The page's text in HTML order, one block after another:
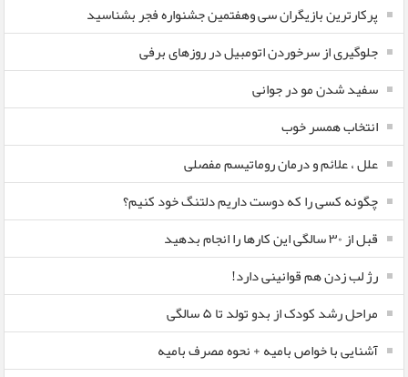
پرکارترین بازیگران سی وهفتمین جشنواره فجر بشناسید
جلوگیری از سرخوردن اتومبیل در روزهای برفی
سفید شدن مو در جوانی
انتخاب همسر خوب
علل ، علائم و درمان روماتیسم مفصلی
چگونه کسی را که دوست داریم دلتنگ خود کنیم؟
قبل از ۳۰ سالگی این کارها را انجام بدهید
رژ لب زدن هم قوانینی دارد!
مراحل رشد کودک از بدو تولد تا ۵ سالگی
آشنایی با خواص بامیه + نحوه مصرف بامیه